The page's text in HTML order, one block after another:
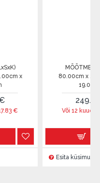
MÕÕTMED (LxSxK)
80.00cm x 200.00cm x
19.00cm
249.00€
Või 12 kuud =20.75€
Esita küsimus